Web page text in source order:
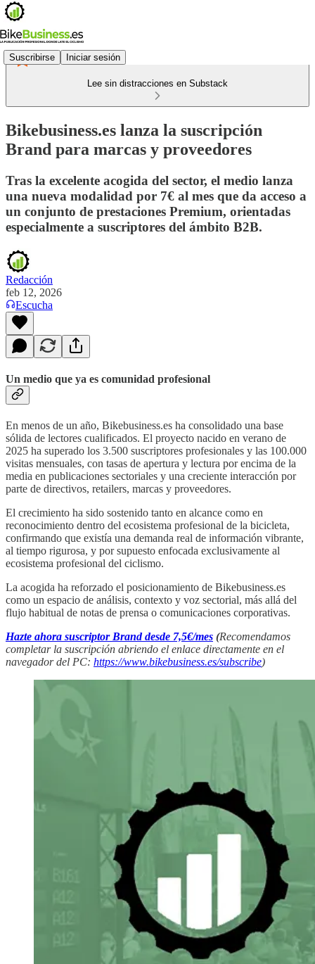
Suscribirse Iniciar sesión
Lee sin distracciones en Substack
Bikebusiness.es lanza la suscripción
Brand para marcas y proveedores
Tras la excelente acogida del sector, el medio lanza
una nueva modalidad por 7€ al mes que da acceso a
un conjunto de prestaciones Premium, orientadas
especialmente a suscriptores del ámbito B2B.
Redacción
feb 12, 2026
Escucha
Un medio que ya es comunidad profesional
En menos de un año, Bikebusiness.es ha consolidado una base
sólida de lectores cualificados. El proyecto nacido en verano de
2025 ha superado los 3.500 suscriptores profesionales y las 100.000
visitas mensuales, con tasas de apertura y lectura por encima de la
media en publicaciones sectoriales y una creciente interacción por
parte de directivos, retailers, marcas y proveedores.
El crecimiento ha sido sostenido tanto en alcance como en
reconocimiento dentro del ecosistema profesional de la bicicleta,
confirmando que existía una demanda real de información vibrante,
al tiempo rigurosa, y por supuesto enfocada exclusivamente al
ecosistema profesional del ciclismo.
La acogida ha reforzado el posicionamiento de Bikebusiness.es
como un espacio de análisis, contexto y voz sectorial, más allá del
flujo habitual de notas de prensa o comunicaciones corporativas.
Hazte ahora suscriptor Brand desde 7,5€/mes (Recomendamos
completar la suscripción abriendo el enlace directamente en el
navegador del PC: https://www.bikebusiness.es/subscribe)